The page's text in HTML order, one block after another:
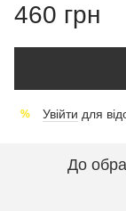
460 грн
% Увійти для
До